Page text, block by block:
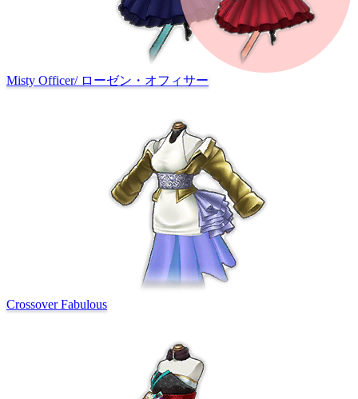
Misty Officer/ ローゼン・オフィサー
Crossover Fabulous